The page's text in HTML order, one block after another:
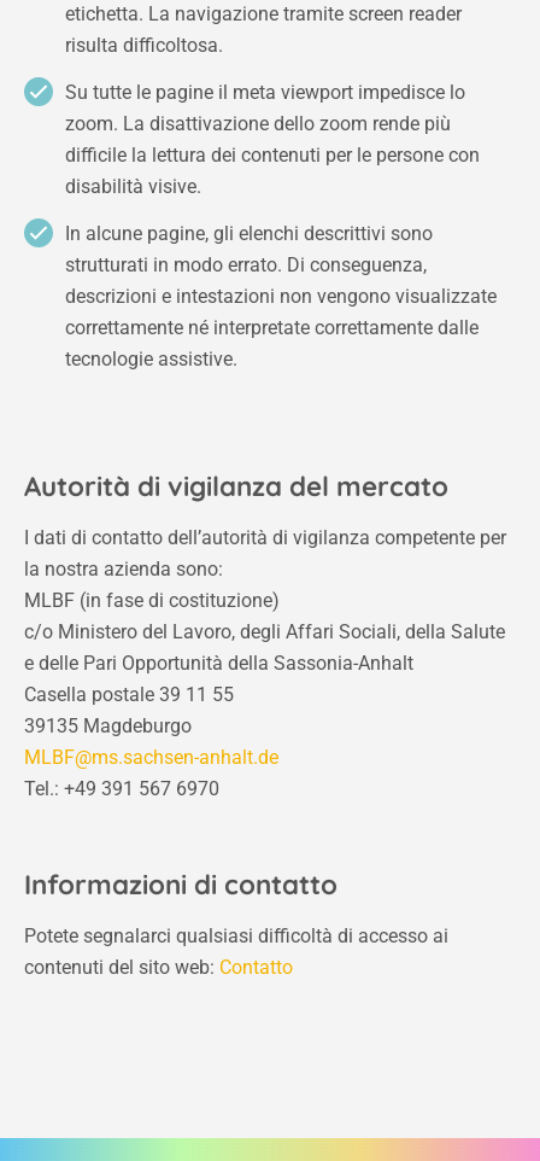
etichetta. La navigazione tramite screen reader
risulta difficoltosa.
Su tutte le pagine il meta viewport impedisce lo
zoom. La disattivazione dello zoom rende più
difficile la lettura dei contenuti per le persone con
disabilità visive.
In alcune pagine, gli elenchi descrittivi sono
strutturati in modo errato. Di conseguenza,
descrizioni e intestazioni non vengono visualizzate
correttamente né interpretate correttamente dalle
tecnologie assistive.
Autorità di vigilanza del mercato
I dati di contatto dell’autorità di vigilanza competente per
la nostra azienda sono:
MLBF (in fase di costituzione)
c/o Ministero del Lavoro, degli Affari Sociali, della Salute
e delle Pari Opportunità della Sassonia-Anhalt
Casella postale 39 11 55
39135 Magdeburgo
MLBF@ms.sachsen-anhalt.de
Tel.: +49 391 567 6970
Informazioni di contatto
Potete segnalarci qualsiasi difficoltà di accesso ai
contenuti del sito web: Contatto